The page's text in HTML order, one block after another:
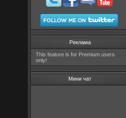
Реклама
This feature is for Premium users
only!
Мини чат